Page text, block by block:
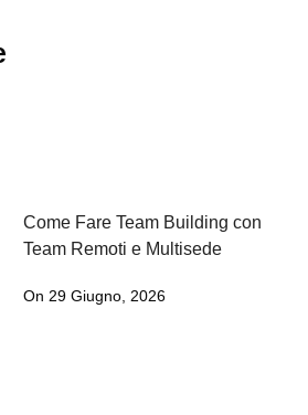
Come Fare Team Building con
Team Remoti e Multisede
On 29 Giugno, 2026